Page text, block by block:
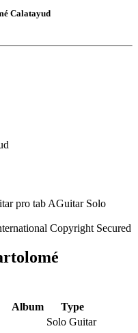
Calatayud
Copyright Secured
Album
Type
Solo Guitar